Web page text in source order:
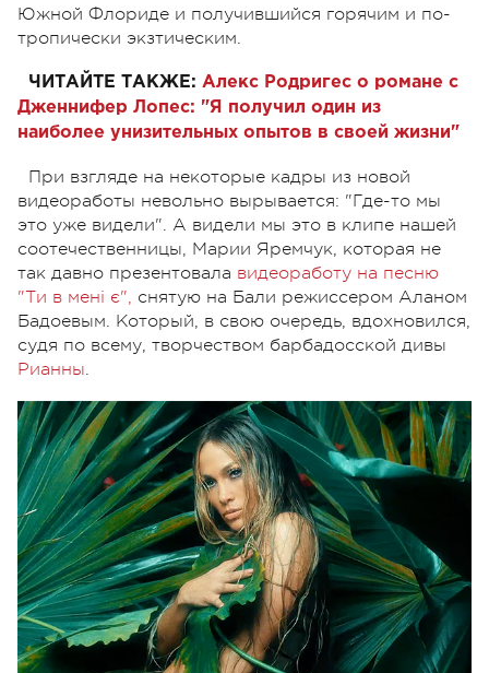
Южной Флориде и получившийся горячим и по-
тропически экзтическим.
ЧИТАЙТЕ ТАКЖЕ: Алекс Родригес о романе с
Дженнифер Лопес: "Я получил один из
наиболее унизительных опытов в своей жизни"
При взгляде на некоторые кадры из новой
видеоработы невольно вырывается: "Где-то мы
это уже видели". А видели мы это в клипе нашей
соотечественницы, Марии Яремчук, которая не
так давно презентовала видеоработу на песню
"Ти в мені є", снятую на Бали режиссером Аланом
Бадоевым. Который, в свою очередь, вдохновился,
судя по всему, творчеством барбадосской дивы
Рианны.